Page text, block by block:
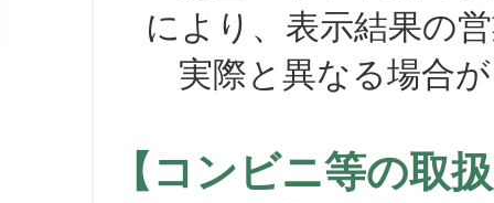
により、表示結果の
実際と異なる場合が
【コンビニ等の取